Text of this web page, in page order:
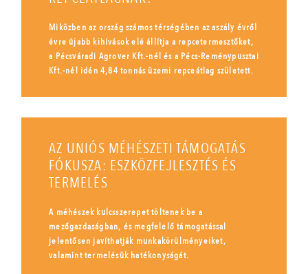
Miközben az ország számos térségében az aszály évről
évre újabb kihívások elé állítja a repcetermesztőket,
a Pécsváradi Agrover Kft.-nél és a Pécs-Reménypusztai
Kft.-nél idén 4,84 tonnás üzemi repceátlag született.
AZ UNIÓS MÉHÉSZETI TÁMOGATÁS
FÓKUSZA: ESZKÖZFEJLESZTÉS ÉS
TERMELÉS
A méhészek kulcsszerepet töltenek be a
mezőgazdaságban, és megfelelő támogatással
jelentősen javíthatják munkakörülményeiket,
valamint termelésük hatékonyságát.